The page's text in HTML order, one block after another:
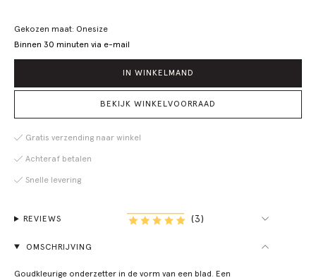
Gekozen maat: Onesize
Binnen 30 minuten via e-mail
IN WINKELMAND
BEKIJK WINKELVOORRAAD
Gratis verzending naar winkel
Achteraf betalen
Snelle levering
REVIEWS (3)
OMSCHRIJVING
Goudkleurige onderzetter in de vorm van een blad. Een